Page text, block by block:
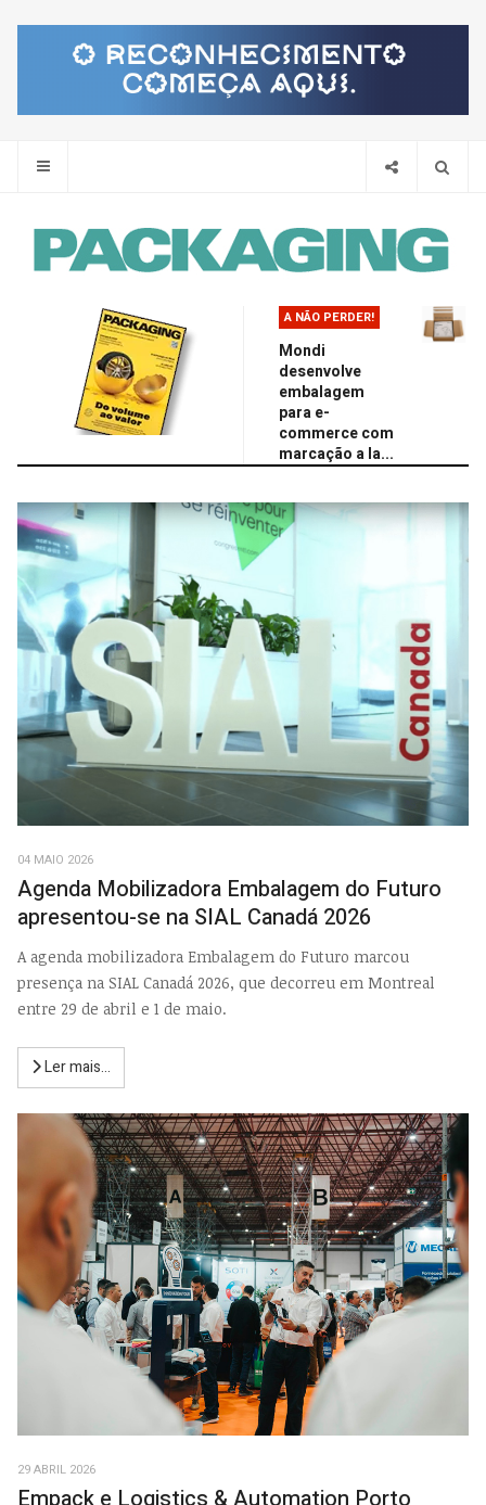
A NÃO PERDER!
Mondi
desenvolve
embalagem
para e-
commerce com
marcação a la...
04 MAIO 2026
Agenda Mobilizadora Embalagem do Futuro
apresentou-se na SIAL Canadá 2026
A agenda mobilizadora Embalagem do Futuro marcou
presença na SIAL Canadá 2026, que decorreu em Montreal
entre 29 de abril e 1 de maio.
Ler mais...
29 ABRIL 2026